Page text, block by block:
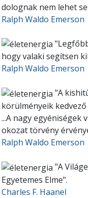
dolognak nem lehet
Ralph Waldo Emerson
hogy valaki segítsen
Ralph Waldo Emerson
"A
körülményeik
...A nagy egyéniségek
okozat törvény
Ralph Waldo Emerson
"A
Egyetemes Elme".
Charles F. Haanel